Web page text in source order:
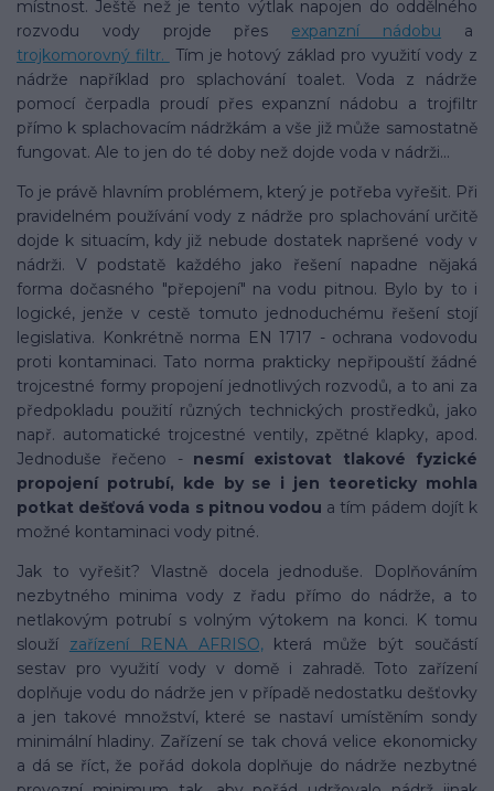
místnost. Ještě než je tento výtlak napojen do oddělného
rozvodu vody projde přes expanzní nádobu a
trojkomorovný filtr.
Tím je hotový základ pro využití vody z
nádrže například pro splachování toalet. Voda z nádrže
pomocí čerpadla proudí přes expanzní nádobu a trojfiltr
přímo k splachovacím nádržkám a vše již může samostatně
fungovat. Ale to jen do té doby než dojde voda v nádrži...
To je právě hlavním problémem, který je potřeba vyřešit. Při
pravidelném používání vody z nádrže pro splachování určitě
dojde k situacím, kdy již nebude dostatek napršené vody v
nádrži. V podstatě každého jako řešení napadne nějaká
forma dočasného "přepojení" na vodu pitnou. Bylo by to i
logické, jenže v cestě tomuto jednoduchému řešení stojí
legislativa. Konkrétně norma EN 1717 - ochrana vodovodu
proti kontaminaci. Tato norma prakticky nepřipouští žádné
trojcestné formy propojení jednotlivých rozvodů, a to ani za
předpokladu použití různých technických prostředků, jako
např. automatické trojcestné ventily, zpětné klapky, apod.
Jednoduše řečeno - nesmí existovat tlakové fyzické
propojení potrubí, kde by se i jen teoreticky mohla
potkat dešťová voda s pitnou vodou a tím pádem dojít k
možné kontaminaci vody pitné.
Jak to vyřešit? Vlastně docela jednoduše. Doplňováním
nezbytného minima vody z řadu přímo do nádrže, a to
netlakovým potrubí s volným výtokem na konci. K tomu
slouží zařízení RENA AFRISO, která může být součástí
sestav pro využití vody v domě i zahradě. Toto zařízení
doplňuje vodu do nádrže jen v případě nedostatku dešťovky
a jen takové množství, které se nastaví umístěním sondy
minimální hladiny. Zařízení se tak chová velice ekonomicky
a dá se říct, že pořád dokola doplňuje do nádrže nezbytné